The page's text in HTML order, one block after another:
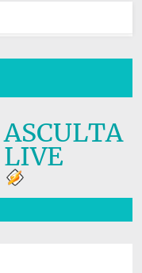
ASCULTA
LIVE